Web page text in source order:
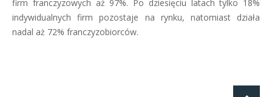
firm franczyzowych aż 97%. Po dziesięciu latach tylko 18%
indywidualnych firm pozostaje na rynku, natomiast działa
nadal aż 72% franczyzobiorców.